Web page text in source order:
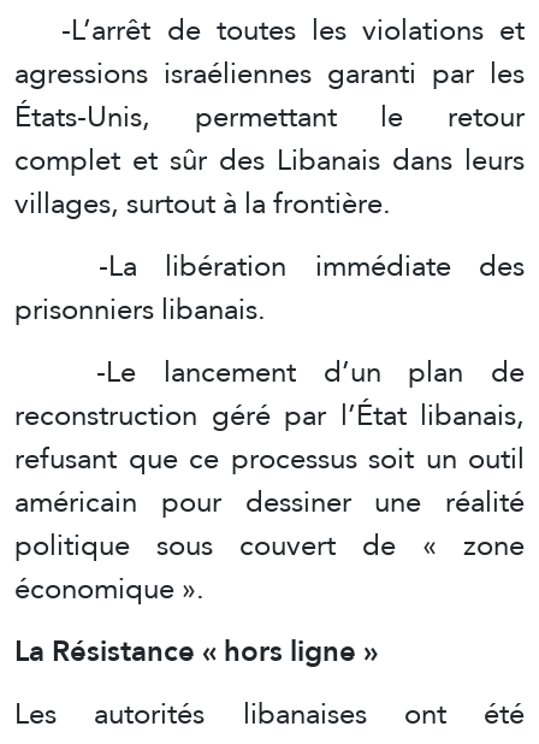
-L’arrêt de toutes les violations et
agressions israéliennes garanti par les
États-Unis, permettant le retour
complet et sûr des Libanais dans leurs
villages, surtout à la frontière.
-La libération immédiate des
prisonniers libanais.
-Le lancement d’un plan de
reconstruction géré par l’État libanais,
refusant que ce processus soit un outil
américain pour dessiner une réalité
politique sous couvert de « zone
économique ».
La Résistance « hors ligne »
Les autorités libanaises ont été